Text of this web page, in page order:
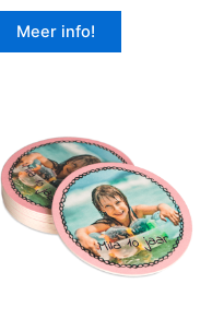
Meer info!